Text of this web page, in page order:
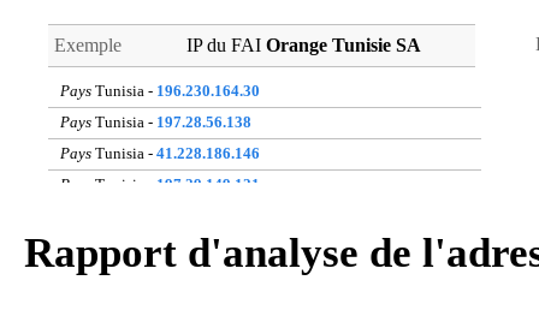
Exemple IP du FAI Orange Tunisie SA
Pays Tunisia - 196.230.164.30
Pays Tunisia - 197.28.56.138
Pays Tunisia - 41.228.186.146
Pays Tunisia - 197.29.149.121
PaysTunisia -197.28.213.252
Pays
Tunisia -
Rapport d'analyse de